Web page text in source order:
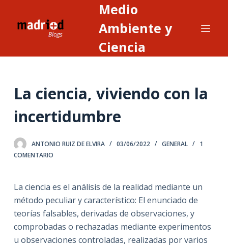
n
n
d
o
Medio
Ambiente y
Ciencia
La ciencia, viviendo con la
incertidumbre
ANTONIO RUIZ DE ELVIRA 03/06/2022 GENERAL
1
COMENTARIO
La ciencia es el análisis de la realidad mediante un
método peculiar y característico: El enunciado de
teorías falsables, derivadas de observaciones, y
comprobadas o rechazadas mediante experimentos
u observaciones controladas, realizadas por varios